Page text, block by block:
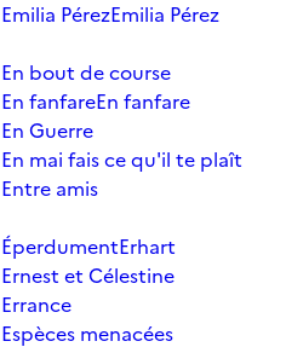
PérezEmilia Pérez
bout de course
fanfareEn fanfare
Guerre
mai fais ce qu'il te plaît
amis
Erhart
et Célestine
menacées